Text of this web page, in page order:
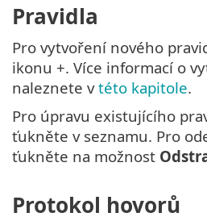
Pravidla
Pro vytvoření nového
ikonu +. Více informací o
naleznete vtéto kapitole.
Pro úpravu existujícího
ťukněte v seznamu. Pro
ťukněte na možnost
Protokol hovorů